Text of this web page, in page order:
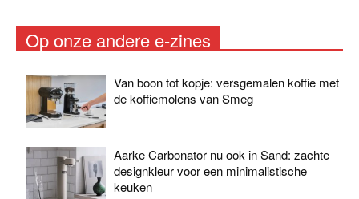
Op onze andere e-zines
Van boon tot kopje: versgemalen koffie met
de koffiemolens van Smeg
Aarke Carbonator nu ook in Sand: zachte
designkleur voor een minimalistische
keuken